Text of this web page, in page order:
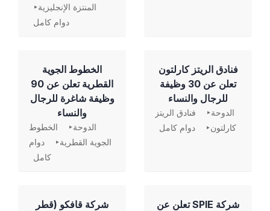
المنتزة الإنجليزية
دوام كامل
فنادق الريتز كارلتون
تعلن عن 30 وظيفة
للرجال والنساء
الدوحة
فنادق الريتز
كارلتون
دوام كامل
الخطوط الجوية
القطرية تعلن عن 90
وظيفة شاغرة للرجال
والنساء
الدوحة
الخطوط
الجوية القطرية
دوام
كامل
شركة SPIE تعلن عن
شركة قافكو (قطر